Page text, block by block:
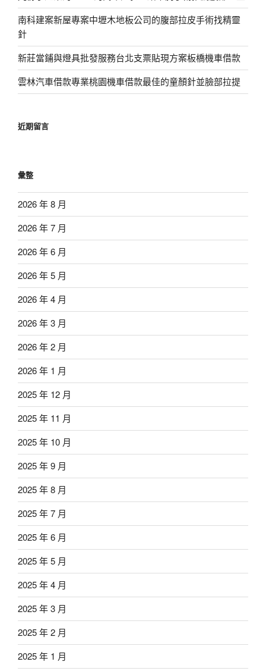
南科建案新屋專案中壢木地板公司的腹部拉皮手術找精靈
針
新莊當鋪與燈具批發服務台北支票貼現方案板橋機車借款
雲林汽車借款專業桃園機車借款最佳的童顏針並臉部拉提
近期留言
彙整
2026 年 8 月
2026 年 7 月
2026 年 6 月
2026 年 5 月
2026 年 4 月
2026 年 3 月
2026 年 2 月
2026 年 1 月
2025 年 12 月
2025 年 11 月
2025 年 10 月
2025 年 9 月
2025 年 8 月
2025 年 7 月
2025 年 6 月
2025 年 5 月
2025 年 4 月
2025 年 3 月
2025 年 2 月
2025 年 1 月